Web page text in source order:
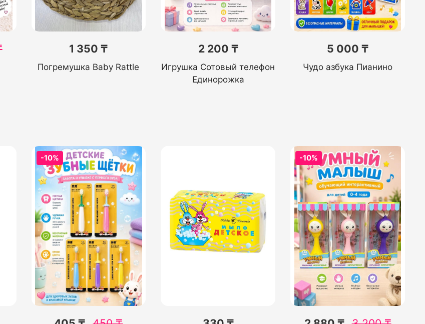
1 350 ₸
Погремушка Baby Rattle
2 200 ₸
Игрушка Сотовый телефон
Единорожка
5 000 ₸
Чудо азбука Пианино
-10% -10%